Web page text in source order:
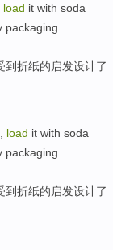
load it with soda
packaging
到折纸的启发设计了
load it with soda
packaging
到折纸的启发设计了